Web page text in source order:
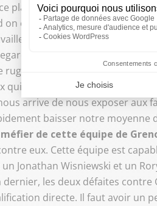
plan-là. Il y a des secteurs qui
est à 15 fautes et l'adversaire
avec Romain Poite avant la
et faire l'effort d'être
que l'on propose, c'est de
font le plus de passes, qui
arrive de nous exposer aux
baisser notre
de cette équipe de
eux. Cette équipe est
Jonathan Wisniewski et un
les deux défaites
directe. Il faut avoir un